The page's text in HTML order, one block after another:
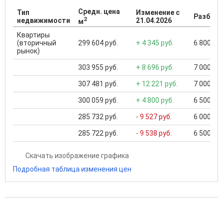
Тип
недвижимости
Средн. цена
м2
Изменение с
21.04.2026
Квартиры
(вторичный
рынок)
299 604 руб. + 4 345 руб. 6 800
303 955 руб. + 8 696 руб. 7 000
307 481 руб. + 12 221 руб. 7 000
300 059 руб. + 4 800 руб. 6 500
285 732 руб. - 9 527 руб. 6 000
285 722 руб. - 9 538 руб. 6 500
Скачать изображение графика
Подробная таблица изменения цен